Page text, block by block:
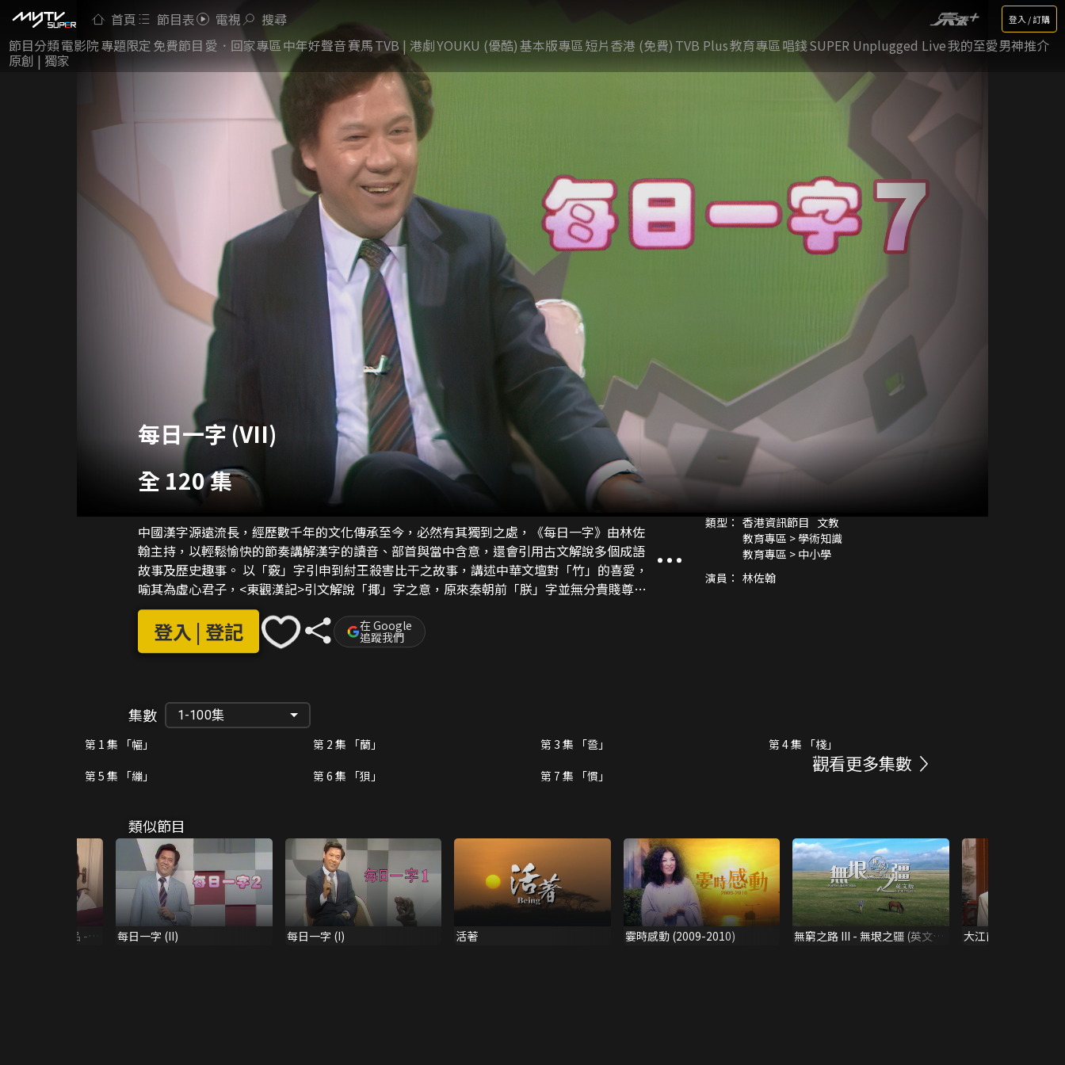
首頁 節目表 電視 搜尋 登入 / 訂購
節目分類電影院專題限定 免費節目 愛．回家專區中年好聲音賽馬TVB | 港劇YOUKU (優酷)基本版專區短片香港 (免費) TVB Plus教育專區唱錢SUPER Unplugged Live我的至愛男神推介
原創 | 獨家
每日一字 (VII)
全 120 集
中國漢字源遠流長，經歷數千年的文化傳承至今，必然有其獨到之處，《每日一字》由林佐
翰主持，以輕鬆愉快的節奏講解漢字的讀音、部首與當中含意，還會引用古文解說多個成語
故事及歷史趣事。 以「竅」字引申到紂王殺害比干之故事，講述中華文壇對「竹」的喜愛，
喻其為虛心君子，<東觀漢記>引文解說「揶」字之意，原來秦朝前「朕」字並無分貴賤尊
卑，能為百姓所用。又再以「齣」、「乜」證明廣府話是均是有音有字。
登入 | 登記 在 Google
追蹤我們
類型： 香港資訊節目 文教
教育專區 > 學術知識
教育專區 > 中小學
演員： 林佐翰
集數 1-100集
第 1 集 「幅」 第 2 集 「蘭」 第 3 集 「巹」
第 4 集 「棧」
第 5 集 「繃」
第 6 集 「狽」 第 7 集 「慣」
觀看更多集數
類似節目
精選學生作品 - 每日一字 (II) 每日一字 (I) 活著 霎時感動 (2009-2010)
無窮之路 III - 無垠之疆 (英文
大江南北 1986